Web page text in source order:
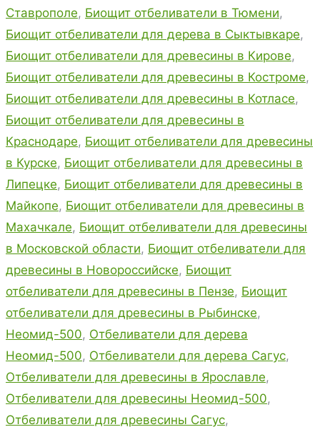
Ставрополе, Биощит отбеливатели в Тюмени,
Биощит отбеливатели для дерева в Сыктывкаре,
Биощит отбеливатели для древесины в Кирове,
Биощит отбеливатели для древесины в Костроме,
Биощит отбеливатели для древесины в Котласе,
Биощит отбеливатели для древесины в
Краснодаре, Биощит отбеливатели для древесины
в Курске, Биощит отбеливатели для древесины в
Липецке, Биощит отбеливатели для древесины в
Майкопе, Биощит отбеливатели для древесины в
Махачкале, Биощит отбеливатели для древесины
в Московской области, Биощит отбеливатели для
древесины в Новороссийске, Биощит
отбеливатели для древесины в Пензе, Биощит
отбеливатели для древесины в Рыбинске,
Неомид-500, Отбеливатели для дерева
Неомид-500, Отбеливатели для дерева Сагус,
Отбеливатели для древесины в Ярославле,
Отбеливатели для древесины Неомид-500,
Отбеливатели для древесины Сагус,